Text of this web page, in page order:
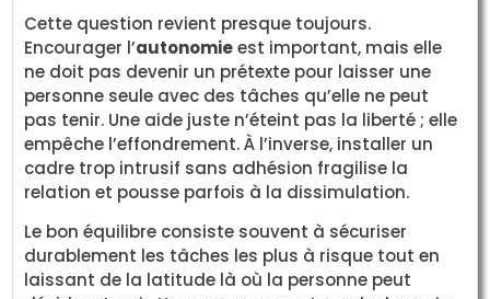
Cette question revient presque toujours.
Encourager l’autonomieest important, mais elle
ne doit pas devenir un prétexte pour laisser une
personne seule avec des tâches qu’elle ne peut
pas tenir. Une aide juste n’éteint pas la liberté ; elle
empêche l’effondrement. À l’inverse, installer un
cadre trop intrusif sans adhésion fragilise la
relation et pousse parfois à la dissimulation.
Le bon équilibre consiste souvent à sécuriser
durablement les tâches les plus à risque tout en
laissant de la latitude là où la personne peut